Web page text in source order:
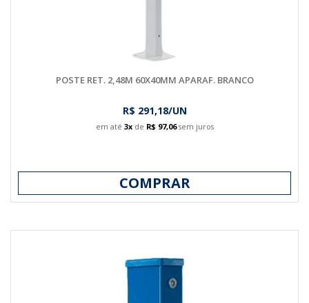
POSTE RET. 2,48M 60X40MM APARAF. BRANCO
R$ 291,18/UN
em até 3xde R$ 97,06sem juros
COMPRAR